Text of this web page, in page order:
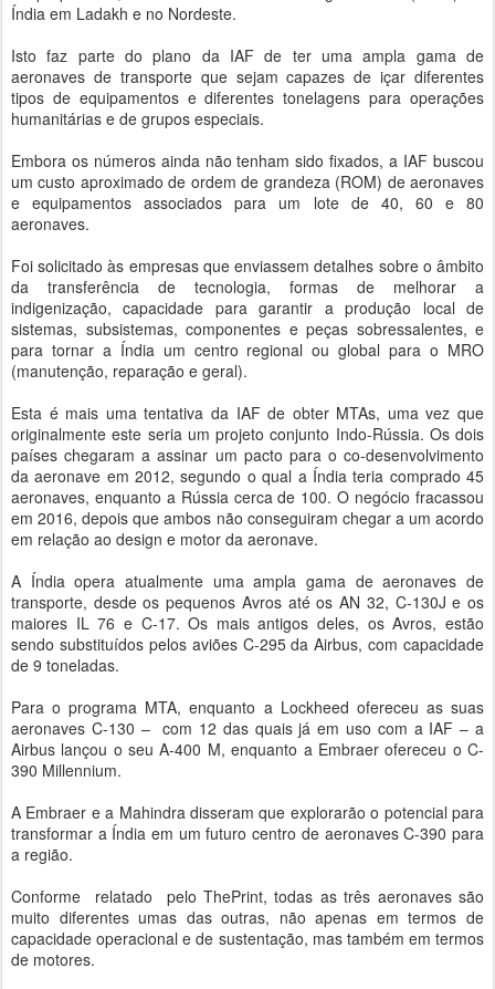
Índia em Ladakh e no Nordeste.
Isto faz parte do plano da IAF de ter uma ampla gama de
aeronaves de transporte que sejam capazes de içar diferentes
tipos de equipamentos e diferentes tonelagens para operações
humanitárias e de grupos especiais.
Embora os números ainda não tenham sido fixados, a IAF buscou
um custo aproximado de ordem de grandeza (ROM) de aeronaves
e equipamentos associados para um lote de 40, 60 e 80
aeronaves.
Foi solicitado às empresas que enviassem detalhes sobre o âmbito
da transferência de tecnologia, formas de melhorar a
indigenização, capacidade para garantir a produção local de
sistemas, subsistemas, componentes e peças sobressalentes, e
para tornar a Índia um centro regional ou global para o MRO
(manutenção, reparação e geral).
Esta é mais uma tentativa da IAF de obter MTAs, uma vez que
originalmente este seria um projeto conjunto Indo-Rússia. Os dois
países chegaram a assinar um pacto para o co-desenvolvimento
da aeronave em 2012, segundo o qual a Índia teria comprado 45
aeronaves, enquanto a Rússia cerca de 100. O negócio fracassou
em 2016, depois que ambos não conseguiram chegar a um acordo
em relação ao design e motor da aeronave.
A Índia opera atualmente uma ampla gama de aeronaves de
transporte, desde os pequenos Avros até os AN 32, C-130J e os
maiores IL 76 e C-17. Os mais antigos deles, os Avros, estão
sendo substituídos pelos aviões C-295 da Airbus, com capacidade
de 9 toneladas.
Para o programa MTA, enquanto a Lockheed ofereceu as suas
aeronaves C-130 – com 12 das quais já em uso com a IAF – a
Airbus lançou o seu A-400 M, enquanto a Embraer ofereceu o C-
390 Millennium.
A Embraer e a Mahindra disseram que explorarão o potencial para
transformar a Índia em um futuro centro de aeronaves C-390 para
a região.
Conforme relatado pelo ThePrint, todas as três aeronaves são
muito diferentes umas das outras, não apenas em termos de
capacidade operacional e de sustentação, mas também em termos
de motores.